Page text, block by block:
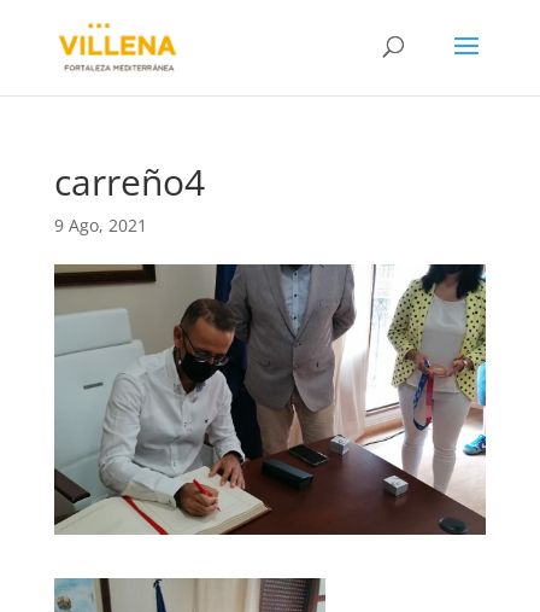
carreño4
9 Ago, 2021